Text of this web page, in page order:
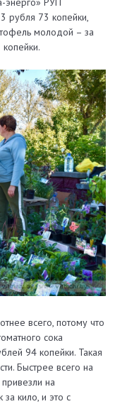
рубля 73 копейки,
молодой – за
всего, потому что
сока
94 копейки. Такая
Быстрее всего на
на
кило, и это с